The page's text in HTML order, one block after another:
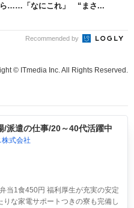
ら……「なにこれ」 “まさ...
Recommended by
© ITmedia Inc. All Rights Reserved.
/派遣の仕事/20～40代活躍中
式会社
当1食450円 福利厚生が充実の安定
な家電サポートつきの寮も完備し